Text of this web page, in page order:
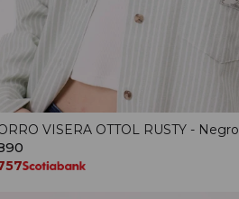
VISERA OTTOL RUSTY - Negro